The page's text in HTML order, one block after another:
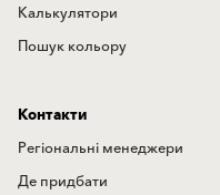
Калькулятори
Пошук кольору
Контакти
Регіональні менеджери
Де придбати